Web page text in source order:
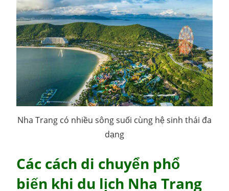
Nha Trang có nhiều sông suối cùng hệ sinh thái đa
dạng
Các cách di chuyển phổ
biến khi du lịch Nha Trang